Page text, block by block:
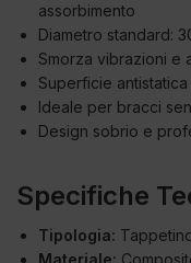
assorbimento
Diametro standard:
Smorza vibrazioni e
Superficie
Ideale per bracci
Design sobrio e
Specifiche
Tipologia:
Materiale: